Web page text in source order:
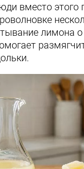
вместо этого
лимона